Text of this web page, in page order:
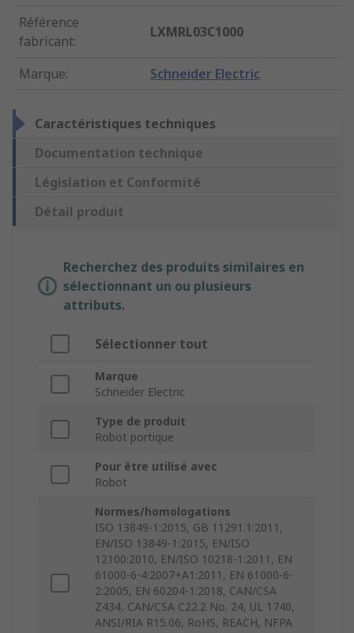
Référence
fabricant:
LXMRL03C1000
Marque: Schneider Electric
Caractéristiques techniques
Documentation technique
Législation et Conformité
Détail produit
Recherchez des produits similaires en
sélectionnant un ou plusieurs
attributs.
Sélectionner tout
Marque
Schneider Electric
Type de produit
Robot portique
Pour être utilisé avec
Robot
Normes/homologations
ISO 13849-1:2015, GB 11291.1:2011,
EN/ISO 13849-1:2015, EN/ISO
12100:2010, EN/ISO 10218-1:2011, EN
61000-6-4:2007+A1:2011, EN 61000-6-
2:2005, EN 60204-1:2018, CAN/CSA
Z434, CAN/CSA C22.2 No. 24, UL 1740,
ANSI/RIA R15.06, RoHS, REACH, NFPA